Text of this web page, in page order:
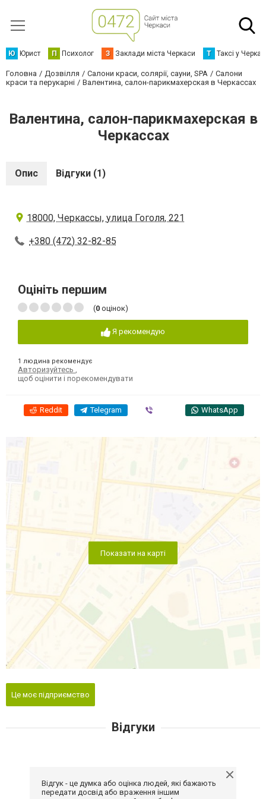
Ю Юрист П Психолог З Заклади міста Черкаси Т Таксі у
Головна Дозвілля Салони краси, солярії, сауни, SPA
Салони
краси та перукарні
Валентина, салон-парикмахерская в Черкассах
Валентина, салон-парикмахерская в
Черкассах
Опис Відгуки (1)
18000, Черкассы, улица Гоголя, 221
+380 (472) 32-82-85
Оцініть першим
(0 оцінок)
Я рекомендую
1 людина рекомендує
Авторизуйтесь
щоб оцінити і порекомендувати
Reddit Telegram WhatsApp
Показати на карті
Це моє підприємство
Відгуки
Відгук - це думка або оцінка людей, які бажають
передати досвід або враження іншим